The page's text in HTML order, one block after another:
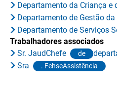
Departamento da Criança e
Departamento de Gestão
Departamento de Serviços
Trabalhadores associados
Sr. JaudChefe
de
Sra
. FehseAssistência